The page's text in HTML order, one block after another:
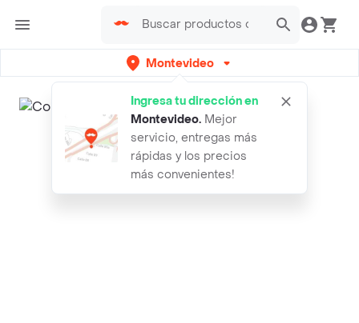
Montevideo
Ingresa tu dirección en
Montevideo. Mejor
servicio, entregas más
rápidas y los precios
más convenientes!